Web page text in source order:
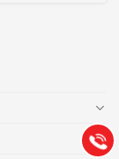
Gọi
22.166.144